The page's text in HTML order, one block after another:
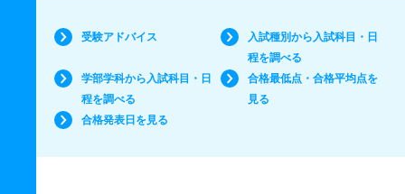
受験アドバイス
入試種別から入試科目・日
程を調べる
学部学科から入試科目・日
程を調べる
合格最低点・合格平均点を
見る
合格発表日を見る